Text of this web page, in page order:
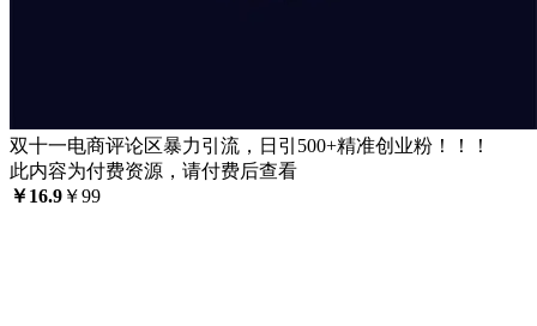
双十一电商评论区暴力引流，日引500+精准创业粉！！！
此内容为付费资源，请付费后查看
￥16.9 ￥99